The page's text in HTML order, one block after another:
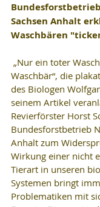
Sachsen Anhalt
Waschbären
Waschbär“, die
des Biologen
seinem Artikel
Revierförster Horst
Bundesforstbetrieb
Anhalt zum
Wirkung einer nicht
Tierart in unseren
Systemen bringt
Problematiken mit